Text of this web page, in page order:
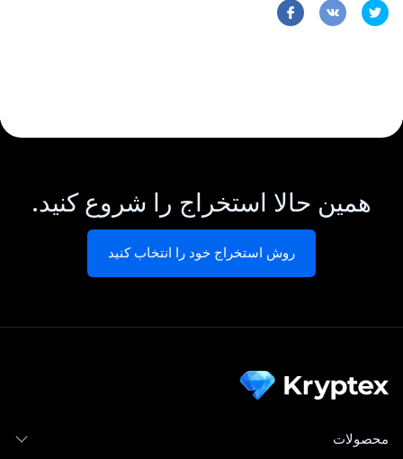
همین حالا استخراج را شروع کنید.
روش استخراج خود را انتخاب کنید
محصولات